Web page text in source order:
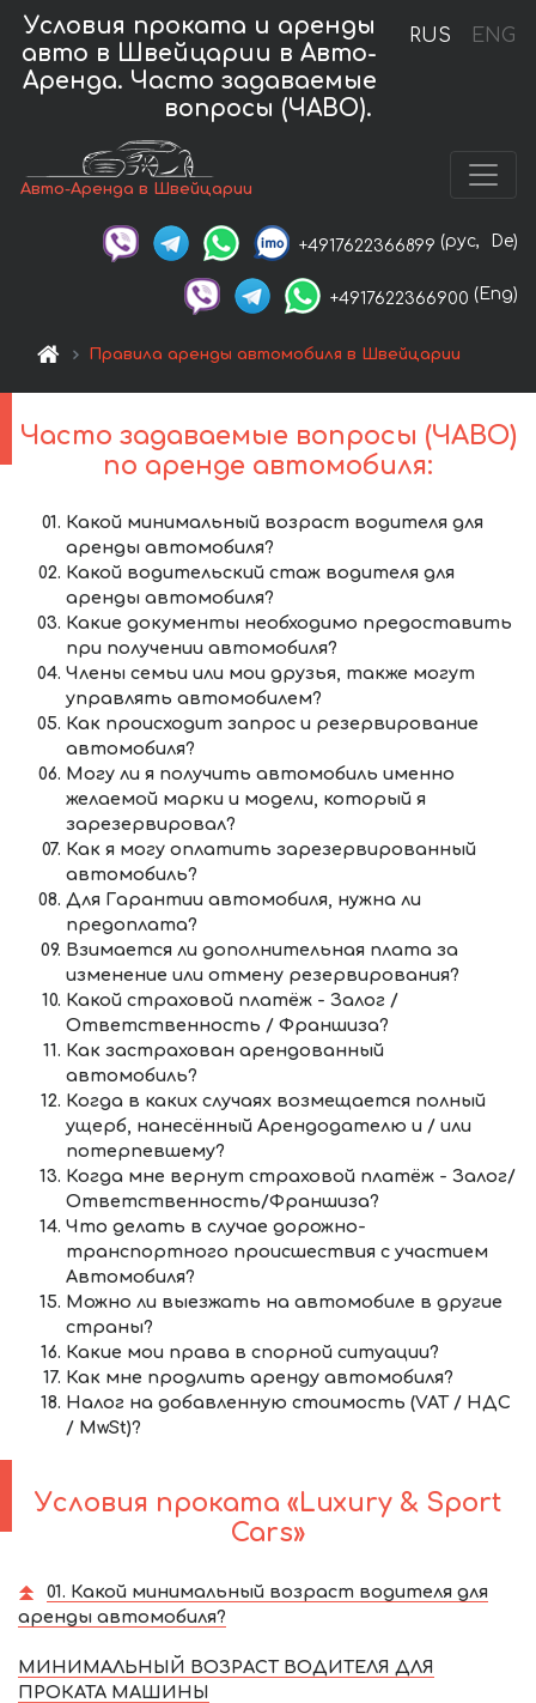
RUS ENG
Условия проката и аренды
авто в Швейцарии в Авто-
Аренда. Часто задаваемые
вопросы (ЧАВО).
Авто-Аренда в Швейцарии
+4917622366899 (рус, De)
+4917622366900 (Eng)
Правила аренды автомобиля в Швейцарии
Часто задаваемые вопросы (ЧАВО)
по аренде автомобиля:
Какой минимальный возраст водителя для
аренды автомобиля?
Какой водительский стаж водителя для
аренды автомобиля?
Какие документы необходимо предоставить
при получении автомобиля?
Члены семьи или мои друзья, также могут
управлять автомобилем?
Как происходит запрос и резервирование
автомобиля?
Могу ли я получить автомобиль именно
желаемой марки и модели, который я
зарезервировал?
Как я могу оплатить зарезервированный
автомобиль?
Для Гарантии автомобиля, нужна ли
предоплата?
Взимается ли дополнительная плата за
изменение или отмену резервирования?
Какой страховой платёж - Залог /
Ответственность / Франшиза?
Как застрахован арендованный
автомобиль?
Когда в каких случаях возмещается полный
ущерб, нанесённый Арендодателю и / или
потерпевшему?
Когда мне вернут страховой платёж - Залог/
Ответственность/Франшиза?
Что делать в случае дорожно-
транспортного происшествия с участием
Автомобиля?
Можно ли выезжать на автомобиле в другие
страны?
Какие мои права в спорной ситуации?
Как мне продлить аренду автомобиля?
Налог на добавленную стоимость (VAT / НДС
/ MwSt)?
Условия проката «Luxury & Sport
Cars»
01. Какой минимальный возраст водителя для
аренды автомобиля?
МИНИМАЛЬНЫЙ ВОЗРАСТ ВОДИТЕЛЯ ДЛЯ
ПРОКАТА МАШИНЫ